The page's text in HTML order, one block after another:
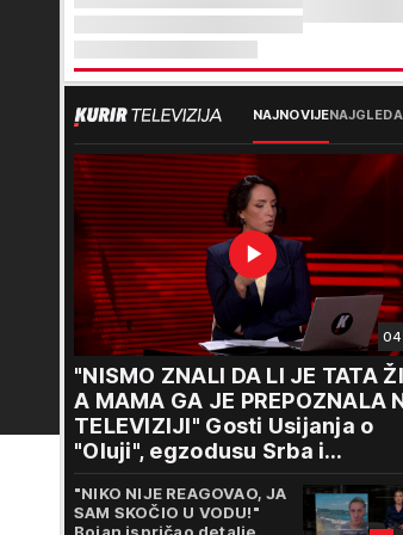
NAJNOVIJE
"NISMO ZNALI DA LI JE TATA
A MAMA GA JE PREPOZNALA
TELEVIZIJI" Gosti Usijanja o
"Oluji", egzodusu Srba i
stravičnim svedočenjima
"NIKO NIJE REAGOVAO, JA
SAM SKOČIO U VODU!"
Bojan ispričao detalje